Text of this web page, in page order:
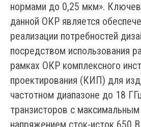
нормами до 0,25 мкм».
данной ОКР является
реализации потребностей
посредством использования
рамках ОКР комплексного
проектирования (КИП) для
частотном диапазоне до 18
транзисторов с
напряжением сток-исток 650